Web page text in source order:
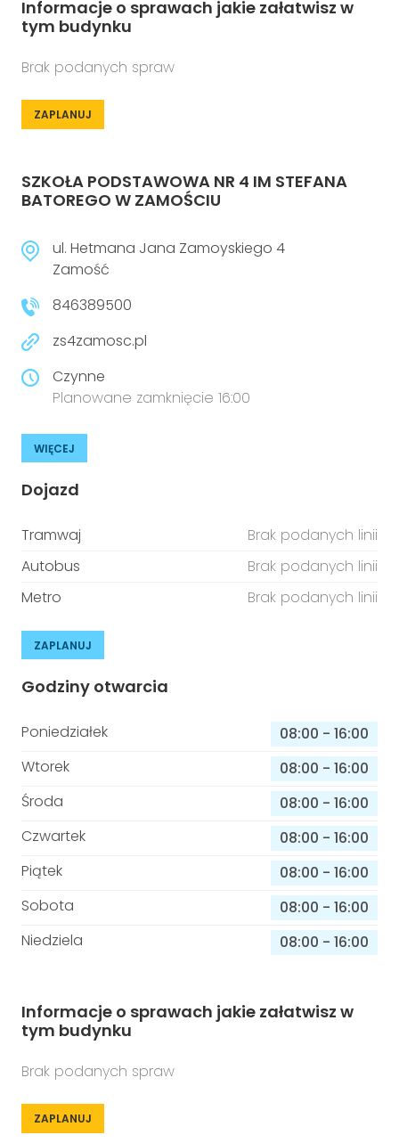
Informacje o sprawach jakie załatwisz w
tym budynku
Brak podanych spraw
ZAPLANUJ
SZKOŁA PODSTAWOWA NR 4 IM STEFANA
BATOREGO W ZAMOŚCIU
ul. Hetmana Jana Zamoyskiego 4
Zamość
846389500
zs4zamosc.pl
Czynne
Planowane zamknięcie 16:00
WIĘCEJ
Dojazd
Tramwaj
Brak podanych linii
Autobus
Brak podanych linii
Metro
Brak podanych linii
ZAPLANUJ
Godziny otwarcia
Poniedziałek 08:00 - 16:00
Wtorek
08:00 - 16:00
Środa
08:00 - 16:00
Czwartek
08:00 - 16:00
Piątek
08:00 - 16:00
Sobota
08:00 - 16:00
Niedziela
08:00 - 16:00
Informacje o sprawach jakie załatwisz w
tym budynku
Brak podanych spraw
ZAPLANUJ